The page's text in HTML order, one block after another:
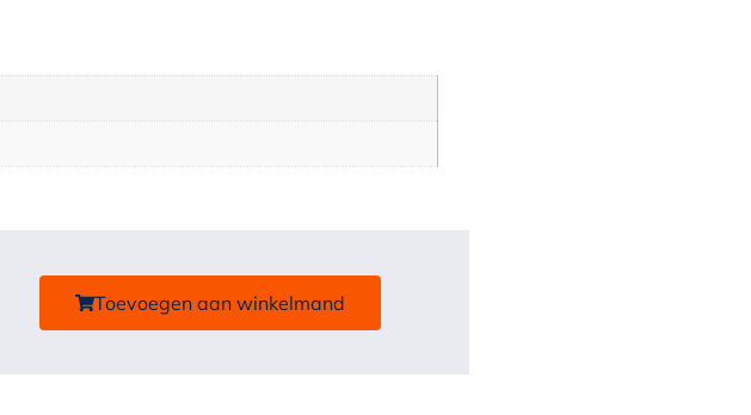
Toevoegen aan winkelmand